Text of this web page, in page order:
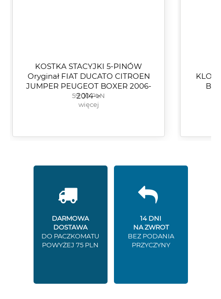
KOSTKA STACYJKI 5-PINÓW
Oryginał FIAT DUCATO CITROEN
JUMPER PEUGEOT BOXER 2006-
2014->
59.00 PLN
więcej
DARMOWA
DOSTAWA
DO PACZKOMATU
POWYŻEJ 75 PLN
14 DNI
NA ZWROT
BEZ PODANIA
PRZYCZYNY